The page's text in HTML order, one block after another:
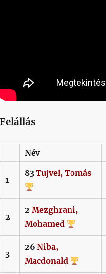
Felállás
Név
1
83 Tujvel, Tomás
2
2 Mezghrani,
Mohamed
3
26 Niba,
Macdonald